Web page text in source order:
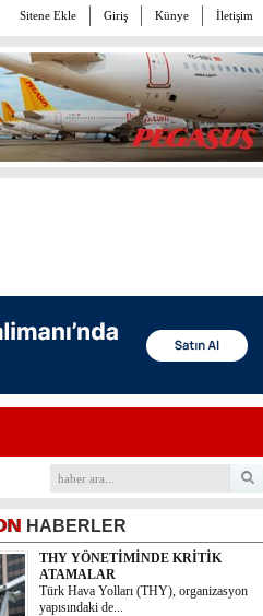
Sitene Ekle Giriş Künye İletişim
HABERLER
THY YÖNETİMİNDE KRİTİK
ATAMALAR
Türk Hava Yolları (THY), organizasyon
yapısındaki de...